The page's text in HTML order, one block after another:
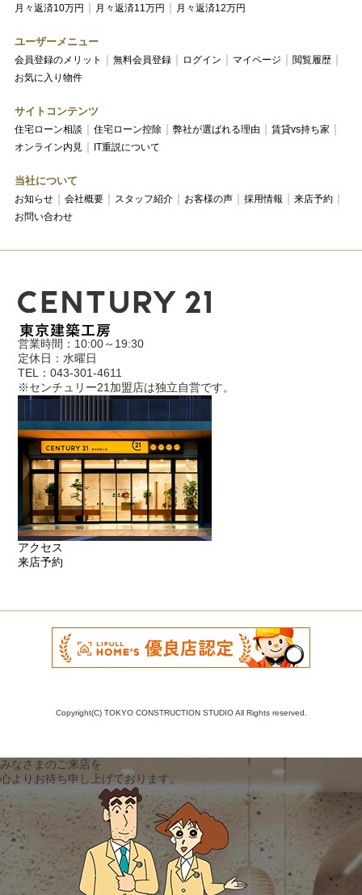
月々返済10万円
月々返済11万円 月々返済12万円
ユーザーメニュー
会員登録のメリット 無料会員登録 ログイン マイページ
閲覧履歴
お気に入り物件
サイトコンテンツ
住宅ローン相談 住宅ローン控除 弊社が選ばれる理由
賃貸vs持ち家
オンライン内見
IT重説について
当社について
お知らせ 会社概要 スタッフ紹介 お客様の声 採用情報
来店予約
お問い合わせ
営業時間：10:00～19:30
定休日：水曜日
TEL：043-301-4611
※センチュリー21加盟店は独立自営です。
アクセス
来店予約
Copyright(C) TOKYO CONSTRUCTION STUDIO All Rights reserved.
みなさまのご来店を
心よりお待ち申し上げております。